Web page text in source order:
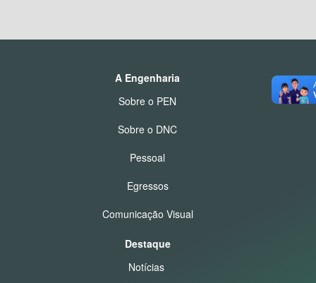
A Engenharia
Sobre o PEN
Sobre o DNC
Pessoal
Egressos
Comunicação Visual
Destaque
Notícias